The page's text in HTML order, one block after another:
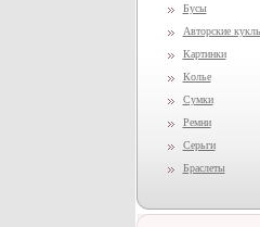
Бусы
Авторские
Картинки
Колье
Сумки
Ремни
Серьги
Браслеты